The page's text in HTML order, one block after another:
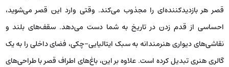
قصر هر بازدیدکننده‌ای را مجذوب می‌کند. وقتی وارد این قصر می‌شوید،
احساسی از قدم زدن در تاریخ به شما دست می‌دهد. سقف‌های بلند و
نقاشی‌های دیواری هنرمندانه به سبک ایتالیایی-چکی، فضای داخلی را به یک
گالری هنری تبدیل کرده است. علاوه بر این، باغ‌های اطراف قصر با طراحی‌های